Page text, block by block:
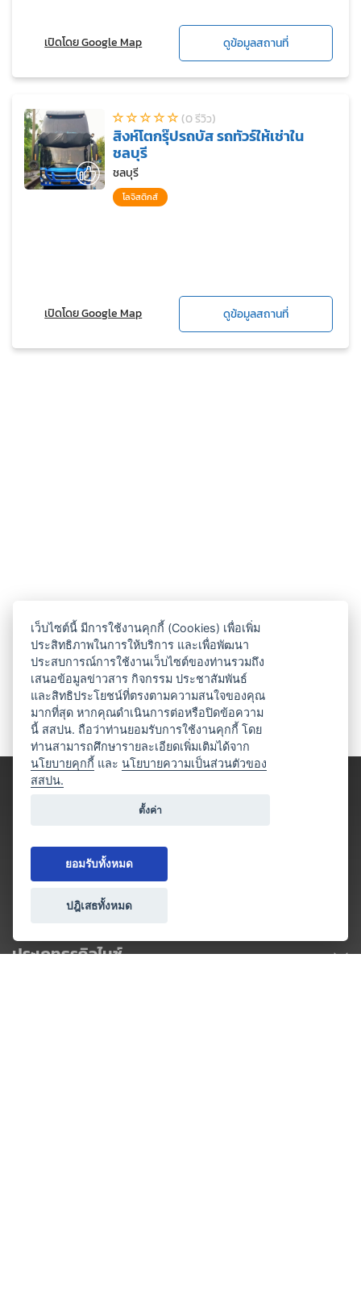
เปิดโดย Google Map ดูข้อมูลสถานที่
(0 รีวิว)
สิงห์โตกรุ๊ปรถบัส รถทัวร์ให้เช่าใน
ชลบุรี
ชลบุรี
โลจิสติกส์
เปิดโดย Google Map ดูข้อมูลสถานที่
ประเภทธุรกิจไมซ์
เว็บไซต์นี้ มีการใช้งานคุกกี้ (Cookies) เพื่อเพิ่ม
ประสิทธิภาพในการให้บริการ และเพื่อพัฒนา
ประสบการณ์การใช้งานเว็บไซต์ของท่านรวมถึง
เสนอข้อมูลข่าวสาร กิจกรรม ประชาสัมพันธ์
และสิทธิประโยชน์ที่ตรงตามความสนใจของคุณ
มากที่สุด หากคุณดำเนินการต่อหรือปิดข้อความ
นี้ สสปน. ถือว่าท่านยอมรับการใช้งานคุกกี้ โดย
ท่านสามารถศึกษารายละเอียดเพิ่มเติมได้จาก
นโยบายคุกกี้ และนโยบายความเป็นส่วนตัวของ
สสปน.
ตั้งค่า
ยอมรับทั้งหมด
ปฎิเสธทั้งหมด